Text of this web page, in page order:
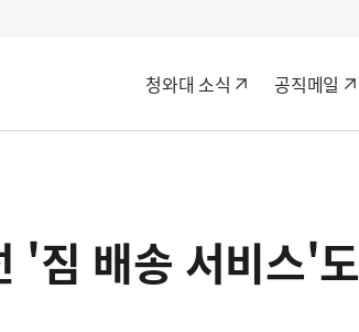
청와대 소식 공직메일
'짐 배송 서비스'도